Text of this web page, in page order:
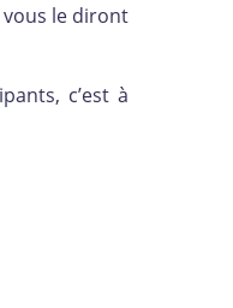
le diront
c’est à